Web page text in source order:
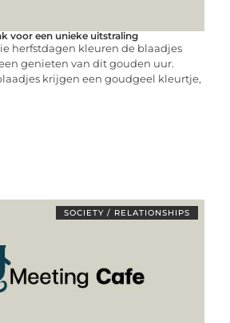
voor een unieke uitstraling
herfstdagen kleuren de blaadjes
genieten van dit gouden uur.
krijgen een goudgeel kleurtje,
SOCIETY / RELATIONSHIPS